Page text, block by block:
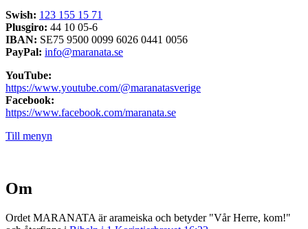
Swish: 123 155 15 71
Plusgiro: 44 10 05-6
IBAN: SE75 9500 0099 6026 0441 0056
PayPal: info@maranata.se
YouTube:
https://www.youtube.com/@maranatasverige
Facebook:
https://www.facebook.com/maranata.se
Till menyn
Om
Ordet MARANATA är arameiska och betyder "Vår Herre, kom!"